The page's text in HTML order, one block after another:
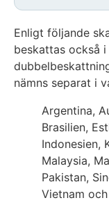
Enligt följande
beskattas också
nämns separat i
Argentina,
Brasilien,
Indonesien,
Malaysia,
Pakistan,
Vietnam